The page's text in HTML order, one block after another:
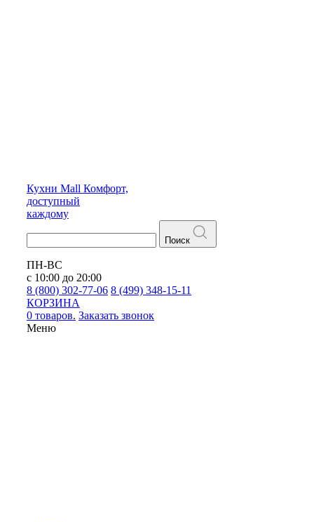
Кухни Mall Комфорт,
доступный
каждому
Поиск
ПН-ВС
с 10:00 до 20:00
8 (800) 302-77-06 8 (499) 348-15-11
КОРЗИНА
0 товаров. Заказать звонок
Меню